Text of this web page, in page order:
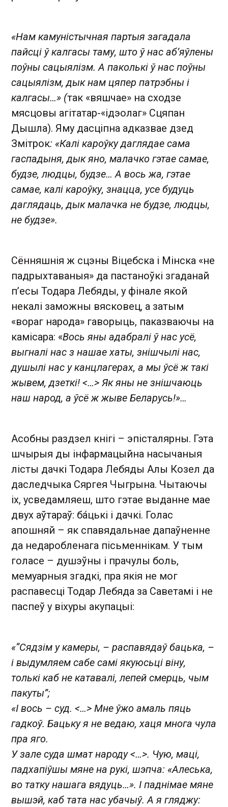
«Нам камуністычная партыя загадала
пайсці ў калгасы таму, што ў нас аб’яўлены
поўны сацыялізм. А паколькі ў нас поўны
сацыялізм, дык нам цяпер патрэбны і
калгасы…» (так «вяшчае» на сходзе
мясцовы агітатар-«ідэолаг» Сцяпан
Дышла). Яму дасціпна адказвае дзед
Змітрок: «Калі кароўку даглядае сама
гаспадыня, дык яно, малачко гэтае самае,
будзе, людцы, будзе… А вось жа, гэтае
самае, калі кароўку, знацца, усе будуць
даглядаць, дык малачка не будзе, людцы,
не будзе».
Сённяшнія ж сцэны Віцебска і Мінска «не
падрыхтаваныя» да пастаноўкі згаданай
п’есы Тодара Лебяды, у фінале якой
некалі заможны вясковец, а затым
«вораг народа» гаворыць, паказваючы на
камісара: «Вось яны адабралі ў нас усё,
выгналі нас з нашае хаты, знішчылі нас,
душылі нас у канцлагерах, а мы ўсё ж такі
жывем, дзеткі! <…> Як яны не знішчаюць
наш народ, а ўсё ж жыве Беларусь!»…
Асобны раздзел кнігі – эпісталярны. Гэта
шчырыя ды інфармацыйна насычаныя
лісты дачкі Тодара Лебяды Алы Козел да
даследчыка Сяргея Чыгрына. Чытаючы
іх, усведамляеш, што гэтае выданне мае
двух аўтараў: ба́цькі і дачкі. Голас
апошняй – як спавядальнае дапаўненне
да недаробленага пісьменнікам. У тым
голасе – душэўны і прачулы боль,
мемуарныя згадкі, пра якія не мог
распавесці Тодар Лебяда за Саветамі і не
паспеў у віхуры акупацыі:
«“Сядзім у камеры, – распавядаў бацька, –
і выдумляем сабе самі якуюсьці віну,
толькі каб не катавалі, лепей смерць, чым
пакуты”;
«І вось – суд. <…> Мне ўжо амаль пяць
гадкоў. Бацьку я не ведаю, хаця многа чула
пра яго.
У зале суда шмат народу <…>. Чую, маці,
падхапіўшы мяне на рукі, шэпча: «Алеська,
во татку нашага вядуць…». І паднімае мяне
вышэй, каб тата нас убачыў. А я гляджу: